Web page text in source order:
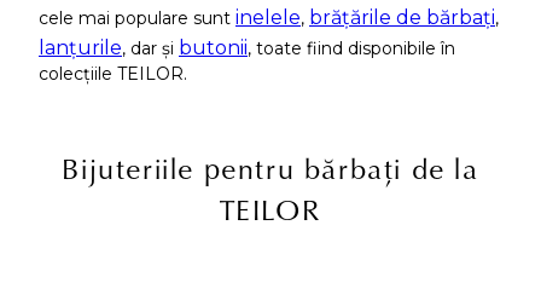
cele mai populare sunt inelele, brățările de bărbați,
lanțurile, dar și butonii, toate fiind disponibile în
colecțiile TEILOR.
Bijuteriile pentru bărbați de la
TEILOR